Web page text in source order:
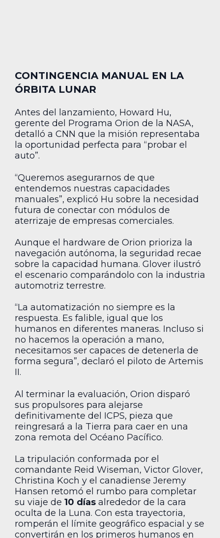
CONTINGENCIA MANUAL EN LA
ÓRBITA LUNAR
Antes del lanzamiento, Howard Hu,
gerente del Programa Orion de la NASA,
detalló a CNN que la misión representaba
la oportunidad perfecta para “probar el
auto”.
“Queremos asegurarnos de que
entendemos nuestras capacidades
manuales”, explicó Hu sobre la necesidad
futura de conectar con módulos de
aterrizaje de empresas comerciales.
Aunque el hardware de Orion prioriza la
navegación autónoma, la seguridad recae
sobre la capacidad humana. Glover ilustró
el escenario comparándolo con la industria
automotriz terrestre.
“La automatización no siempre es la
respuesta. Es falible, igual que los
humanos en diferentes maneras. Incluso si
no hacemos la operación a mano,
necesitamos ser capaces de detenerla de
forma segura”, declaró el piloto de Artemis
II.
Al terminar la evaluación, Orion disparó
sus propulsores para alejarse
definitivamente del ICPS, pieza que
reingresará a la Tierra para caer en una
zona remota del Océano Pacífico.
La tripulación conformada por el
comandante Reid Wiseman, Victor Glover,
Christina Koch y el canadiense Jeremy
Hansen retomó el rumbo para completar
su viaje de 10 días alrededor de la cara
oculta de la Luna. Con esta trayectoria,
romperán el límite geográfico espacial y se
convertirán en los primeros humanos en